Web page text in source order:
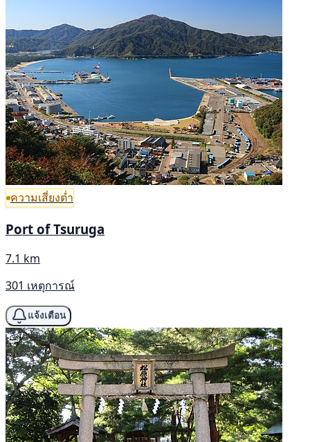
ความเสี่ยงต่ำ
Port of Tsuruga
7.1 km
301 เหตุการณ์
แจ้งเตือน